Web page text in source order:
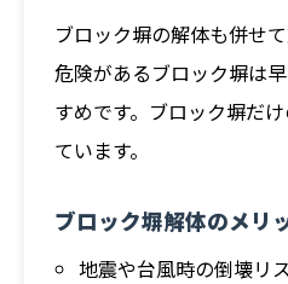
ブロック塀の解体も併せ
危険があるブロック塀は
すめです。ブロック塀だ
ています。
ブロック塀解体のメリ
地震や台風時の倒壊リ